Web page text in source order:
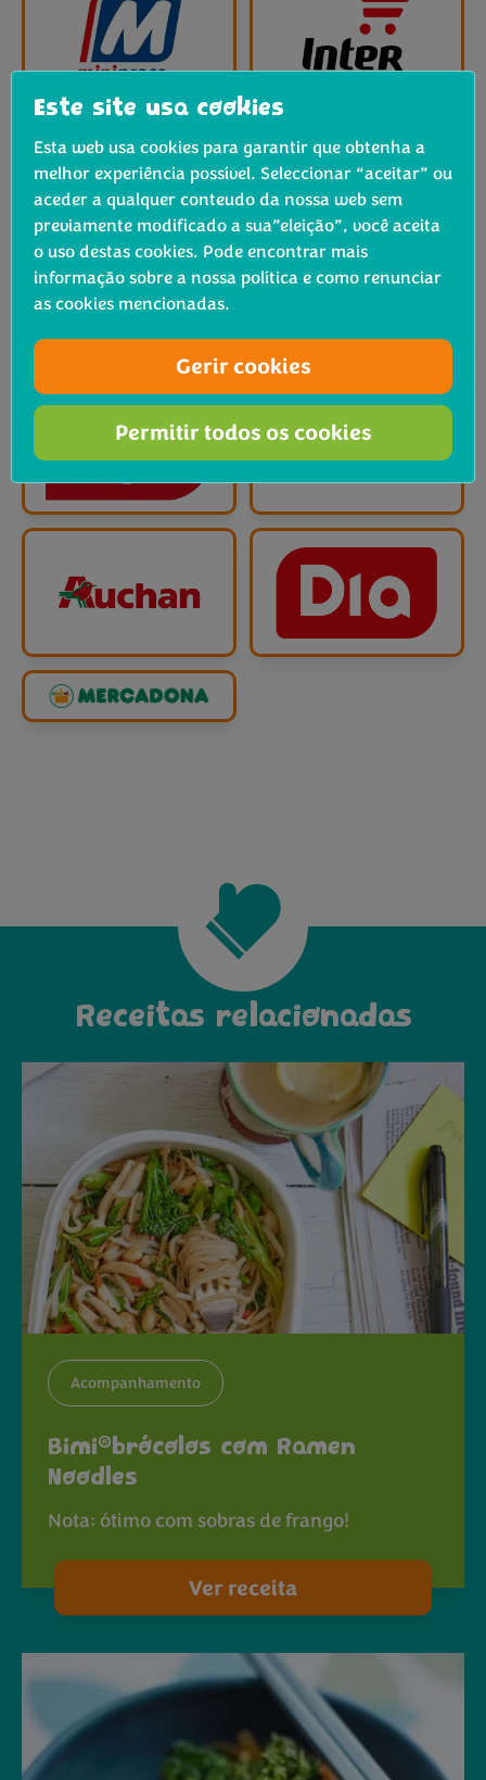
Receitas relacionadas
Acompanhamento
Bimi®brócolos com Ramen
Noodles
Nota: ótimo com sobras de frango!
Ver receita
Este site usa cookies
Esta web usa cookies para garantir que obtenha a
melhor experiência possível. Seleccionar “aceitar” ou
aceder a qualquer conteudo da nossa web sem
previamente modificado a sua”eleição”, você aceita
o uso destas cookies. Pode encontrar mais
informação sobre a nossa política e como renunciar
as cookies mencionadas.
Gerir cookies
Permitir todos os cookies